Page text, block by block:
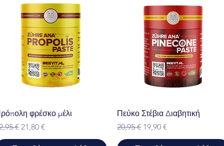
Γρήγορη προβολή
φρέσκο μέλι
τιμή
€ Τιμή Έκπτωσης
21,80 €
Γρήγορη προβολή
Πεύκο Στέβια Διαβητική
Κανονική τιμή
20,95 € Τιμή Έκπτωσης
19,90 €